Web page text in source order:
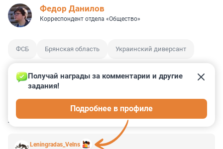
Федор Данилов
Корреспондент отдела «Общество»
ФСБ Брянская область Украинский диверсант
КОММЕНТАРИИ 8
Leningradas_Velns
Получай награды за комментарии и другие
задания!
Подробнее в профиле